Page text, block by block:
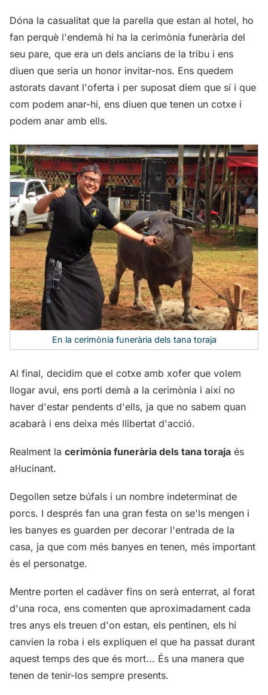
Dóna la casualitat que la parella que estan al hotel, ho
fan perquè l'endemà hi ha la cerimònia funerària del
seu pare, que era un dels ancians de la tribu i ens
diuen que seria un honor invitar-nos. Ens quedem
astorats davant l'oferta i per suposat diem que sí i que
com podem anar-hi, ens diuen que tenen un cotxe i
podem anar amb ells.
En la cerimònia funerària dels tana toraja
Al final, decidim que el cotxe amb xofer que volem
llogar avui, ens porti demà a la cerimònia i així no
haver d'estar pendents d'ells, ja que no sabem quan
acabarà i ens deixa més llibertat d'acció.
Realment la cerimònia funerària dels tana toraja és
al·lucinant.
Degollen setze búfals i un nombre indeterminat de
porcs. I després fan una gran festa on se'ls mengen i
les banyes es guarden per decorar l'entrada de la
casa, ja que com més banyes en tenen, més important
és el personatge.
Mentre porten el cadàver fins on serà enterrat, al forat
d'una roca, ens comenten que aproximadament cada
tres anys els treuen d'on estan, els pentinen, els hi
canvien la roba i els expliquen el que ha passat durant
aquest temps des que és mort... És una manera que
tenen de tenir-los sempre presents.